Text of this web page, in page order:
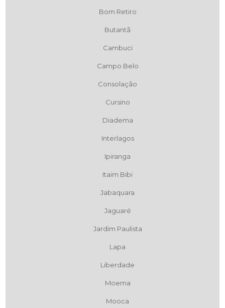
Bom Retiro
Butantã
Cambuci
Campo Belo
Consolação
Cursino
Diadema
Interlagos
Ipiranga
Itaim Bibi
Jabaquara
Jaguaré
Jardim Paulista
Lapa
Liberdade
Moema
Mooca